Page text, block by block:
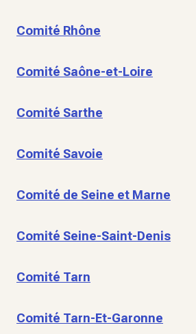
Comité Rhône
Comité Saône-et-Loire
Comité Sarthe
Comité Savoie
Comité de Seine et Marne
Comité Seine-Saint-Denis
Comité Tarn
Comité Tarn-Et-Garonne